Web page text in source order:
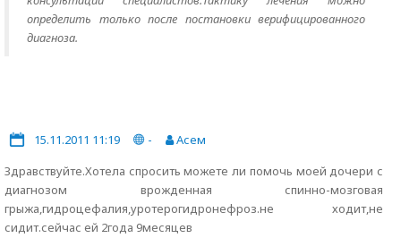
определить только после постановки верифицированного
диагноза.
15.11.2011 11:19 -
Асем
Здравствуйте.Хотела спросить можете ли помочь моей дочери с
диагнозом врожденная спинно-мозговая
грыжа,гидроцефалия,уротерогидронефроз.не ходит,не
сидит.сейчас ей 2года 9месяцев